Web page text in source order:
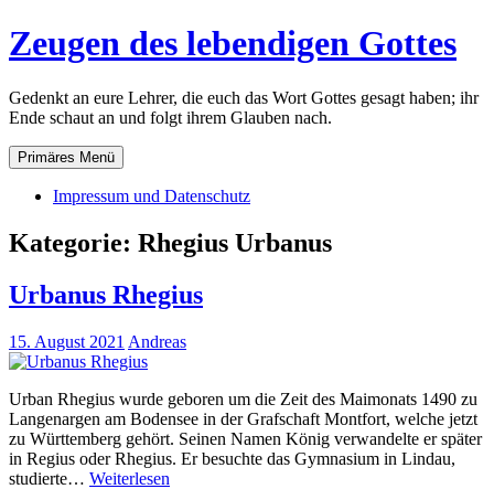
Zum
Inhalt
Zeugen des lebendigen Gottes
Gedenkt an eure Lehrer, die euch das Wort Gottes gesagt haben; ihr
Ende schaut an und folgt ihrem Glauben nach.
Primäres Menü
Impressum und Datenschutz
Kategorie: Rhegius Urbanus
Urbanus Rhegius
15. August 2021 Andreas
Urban Rhegius wurde geboren um die Zeit des Maimonats 1490 zu
Langenargen am Bodensee in der Grafschaft Montfort, welche jetzt
zu Württemberg gehört. Seinen Namen König verwandelte er später
in Regius oder Rhegius. Er besuchte das Gymnasium in Lindau,
studierte… Weiterlesen